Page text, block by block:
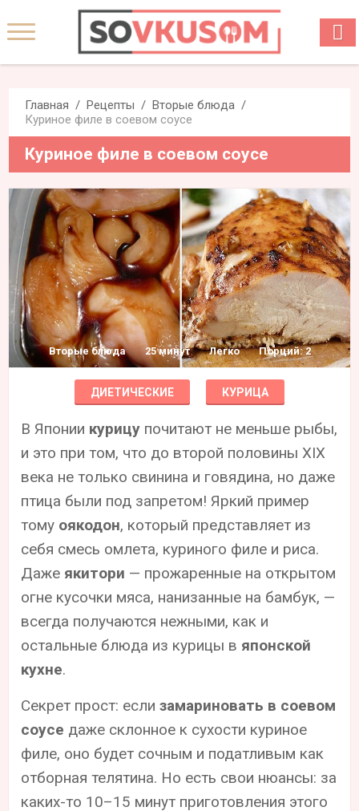
Главная Рецепты
Вторые блюда
Куриное филе в соевом соусе
Куриное филе в соевом соусе
Вторые блюда 25 минут Легко Порций: 2
ДИЕТИЧЕСКИЕ КУРИЦА
В Японии курицу почитают не меньше рыбы,
и это при том, что до второй половины XIX
века не только свинина и говядина, но даже
птица были под запретом! Яркий пример
тому оякодон, который представляет из
себя смесь омлета, куриного филе и риса.
Даже якитори — прожаренные на открытом
огне кусочки мяса, нанизанные на бамбук, —
всегда получаются нежными, как и
остальные блюда из курицы в японской
кухне.
Секрет прост: еслизамариновать в соевом
соусе даже склонное к сухости куриное
филе, оно будет сочным и податливым как
отборная телятина. Но есть свои нюансы: за
каких-то 10–15 минут приготовления этого